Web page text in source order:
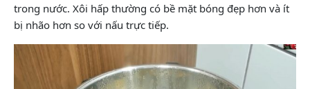
trong nước. Xôi hấp thường có bề mặt bóng đẹp hơn và ít
bị nhão hơn so với nấu trực tiếp.